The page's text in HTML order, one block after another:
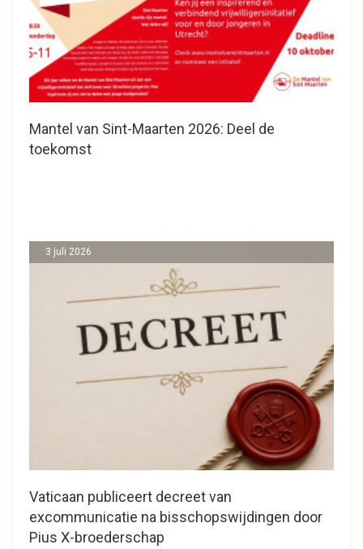
Mantel van Sint-Maarten 2026: Deel de
toekomst
Vaticaan publiceert decreet van
excommunicatie na bisschopswijdingen door
Pius X-broederschap
3 juli 2026